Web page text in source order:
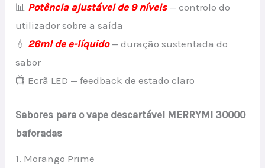
📊 Potência ajustável de 9 níveis— controlo do
utilizador sobre a saída
💧 26ml de e-líquido— duração sustentada do
sabor
📺 Ecrã LED — feedback de estado claro
Sabores para o vape descartável MERRYMI 30000
baforadas
1. Morango Prime